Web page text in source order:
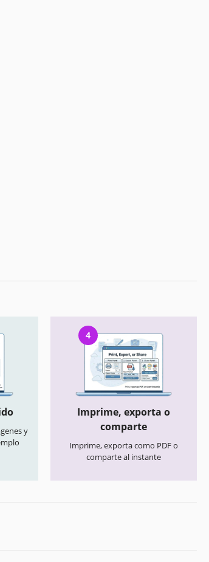
y
4
Imprime, exporta o
comparte
Imprime, exporta como PDF o
comparte al instante